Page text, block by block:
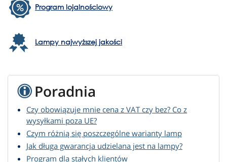
Program lojalnościowy
Lampy najwyższej jakości
Poradnia
Czy obowiązuje mnie cena z VAT czy bez? Co z
wysyłkami poza UE?
Czym różnią się poszczególne warianty lamp
Jak długa gwarancja udzielana jest na lampy?
Program dla stałych klientów